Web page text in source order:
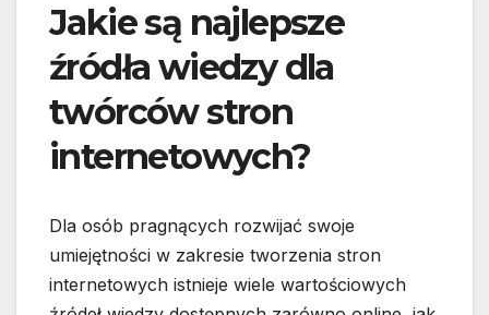
Jakie są najlepsze
źródła wiedzy dla
twórców stron
internetowych?
Dla osób pragnących rozwijać swoje
umiejętności w zakresie tworzenia stron
internetowych istnieje wiele wartościowych